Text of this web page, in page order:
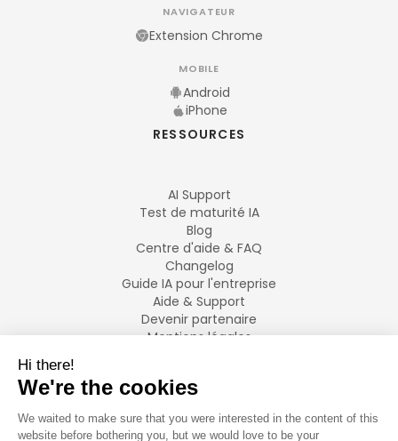
NAVIGATEUR
Extension Chrome
MOBILE
Android
iPhone
RESSOURCES
AI Support
Test de maturité IA
Blog
Centre d'aide & FAQ
Changelog
Guide IA pour l'entreprise
Aide & Support
Devenir partenaire
Mentions légales
Français